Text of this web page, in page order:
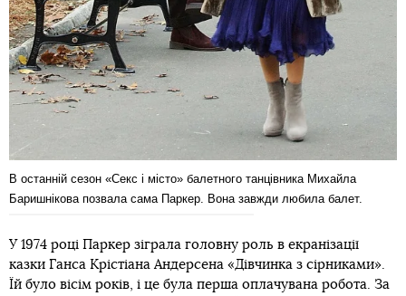
В останній сезон «Секс і місто» балетного танцівника Михайла
Баришнікова позвала сама Паркер. Вона завжди любила балет.
У 1974 році Паркер зіграла головну роль в екранізації
казки Ганса Крістіана Андерсена «Дівчинка з сірниками».
Їй було вісім років, і це була перша оплачувана робота. За